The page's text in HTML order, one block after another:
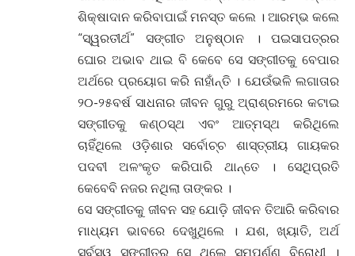
ଶିକ୍ଷାଦାନ କରିବାପାଇଁ ମନସ୍ତ କଲେ । ଆରମ୍ଭ କଲେ
“ସ୍ୱରତୀର୍ଥ” ସଙ୍ଗୀତ ଅନୁଷ୍ଠାନ । ପଇସାପତ୍ରର
ଘୋର ଅଭାବ ଥାଇ ବି କେବେ ସେ ସଙ୍ଗୀତକୁ ବେପାର
ଅର୍ଥରେ ପ୍ରୟୋଗ କରି ନାହାଁନ୍ତି । ଯେଉଁଭଳି ଲଗାତାର
୨୦-୨୫ବର୍ଷ ସାଧନାର ଜୀବନ ଗୁରୁ ଅ୍ରାଶ୍ରମରେ କଟାଇ
ସଙ୍ଗୀତକୁ କଣ୍ଠସ୍ଥ ଏବଂ ଆତ୍ମସ୍ଥ କରିଥିଲେ
ଚାହିଁଥିଲେ ଓଡ଼ିଶାର ସର୍ବୋଚ୍ଚ ଶାସ୍ତ୍ରୀୟ ଗାୟକର
ପଦବୀ ଅଳଂକୃତ କରିପାରି ଥାନ୍ତେ । ସେଥିପ୍ରତି
କେବେବି ନଜର ନଥିଲା ତାଙ୍କର ।
ସେ ସଙ୍ଗୀତକୁ ଜୀବନ ସହ ଯୋଡ଼ି ଜୀବନ ତିଆରି କରିବାର
ମାଧ୍ୟମ ଭାବରେ ଦେଖୁଥିଲେ । ଯଶ, ଖ୍ୟାତି, ଅର୍ଥ
ସର୍ବସ୍ୱ ସଙ୍ଗୀତର ସେ ଥିଲେ ସମ୍ପୁର୍ଣ୍ଣ ବିରୋଧୀ ।